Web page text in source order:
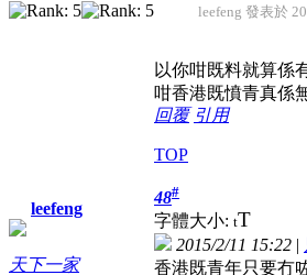
leefeng 發表於
以你咁既料就算係
咁香港既憤青真係
回覆 引用
TOP
leefeng
天下一家
48#
字體大小: tT
2015/2/11 15:22 |
香港既青年只要冇